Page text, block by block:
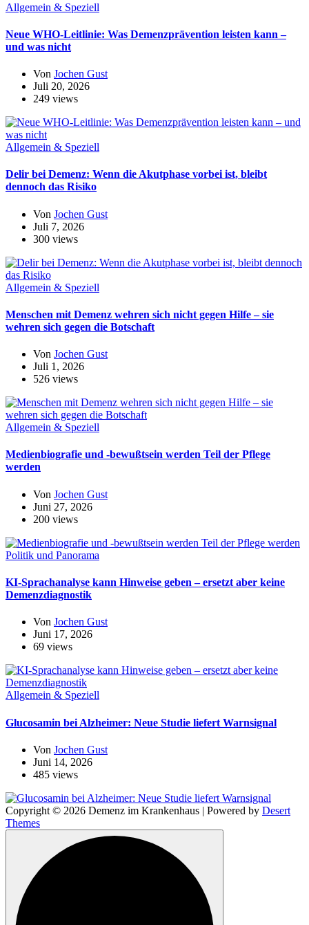
Allgemein & Speziell
Neue WHO-Leitlinie: Was Demenzprävention leisten kann –
und was nicht
Von Jochen Gust
Juli 20, 2026
249 views
Allgemein & Speziell
Delir bei Demenz: Wenn die Akutphase vorbei ist, bleibt
dennoch das Risiko
Von Jochen Gust
Juli 7, 2026
300 views
Allgemein & Speziell
Menschen mit Demenz wehren sich nicht gegen Hilfe – sie
wehren sich gegen die Botschaft
Von Jochen Gust
Juli 1, 2026
526 views
Allgemein & Speziell
Medienbiografie und -bewußtsein werden Teil der Pflege
werden
Von Jochen Gust
Juni 27, 2026
200 views
Politik und Panorama
KI-Sprachanalyse kann Hinweise geben – ersetzt aber keine
Demenzdiagnostik
Von Jochen Gust
Juni 17, 2026
69 views
Allgemein & Speziell
Glucosamin bei Alzheimer: Neue Studie liefert Warnsignal
Von Jochen Gust
Juni 14, 2026
485 views
Copyright © 2026 Demenz im Krankenhaus | Powered by Desert
Themes